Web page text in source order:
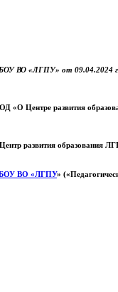
ВО «ЛГПУ» от 09.04.2024 г.
«О Центре развития
развития образования
ВО «ЛГПУ»